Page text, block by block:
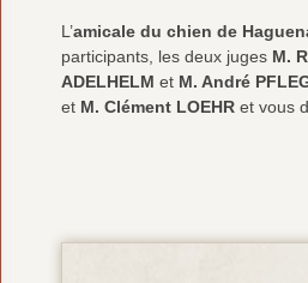
L’amicale du chien de
participants, les deux juges M.
ADELHELM et M. André
et M. Clément LOEHR et vous